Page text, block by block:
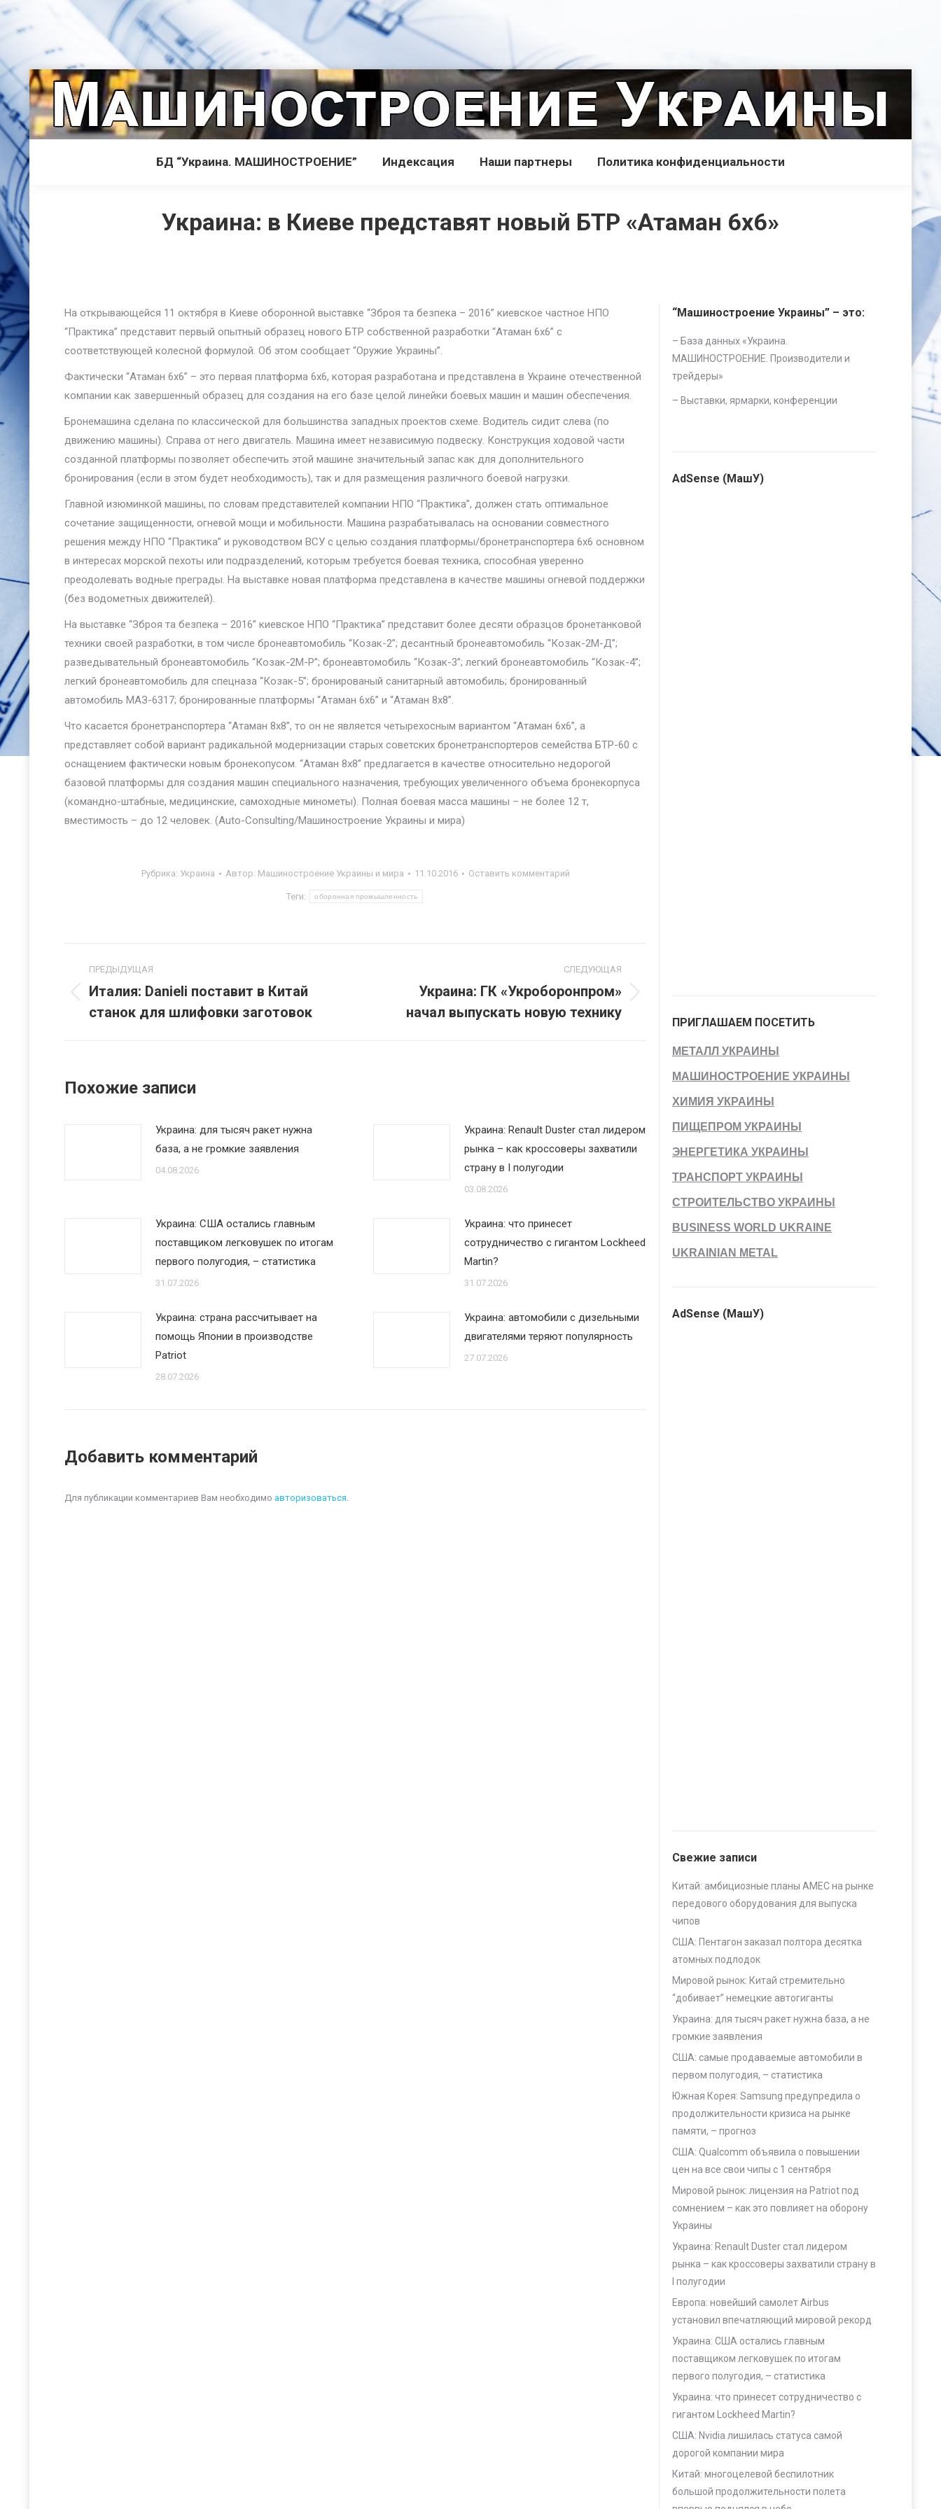
БД “Украина. МАШИНОСТРОЕНИЕ” Индекcация Наши партнеры Политика конфиденциальности
Украина: в Киеве представят новый БТР «Атаман 6х6»
На открывающейся 11 октября в Киеве оборонной выставке “Зброя та безпека – 2016” киевское частное НПО
“Практика” представит первый опытный образец нового БТР собственной разработки “Атаман 6х6” с
соответствующей колесной формулой. Об этом сообщает “Оружие Украины”.
Фактически “Атаман 6х6” – это первая платформа 6х6, которая разработана и представлена в Украине отечественной
компании как завершенный образец для создания на его базе целой линейки боевых машин и машин обеспечения.
Бронемашина сделана по классической для большинства западных проектов схеме. Водитель сидит слева (по
движению машины). Справа от него двигатель. Машина имеет независимую подвеску. Конструкция ходовой части
созданной платформы позволяет обеспечить этой машине значительный запас как для дополнительного
бронирования (если в этом будет необходимость), так и для размещения различного боевой нагрузки.
Главной изюминкой машины, по словам представителей компании НПО “Практика”, должен стать оптимальное
сочетание защищенности, огневой мощи и мобильности. Машина разрабатывалась на основании совместного
решения между НПО “Практика” и руководством ВСУ с целью создания платформы/бронетранспортера 6х6 основном
в интересах морской пехоты или подразделений, которым требуется боевая техника, способная уверенно
преодолевать водные преграды. На выставке новая платформа представлена в качестве машины огневой поддержки
(без водометных движителей).
На выставке “Зброя та безпека – 2016” киевское НПО “Практика” представит более десяти образцов бронетанковой
техники своей разработки, в том числе бронеавтомобиль “Козак-2”; десантный бронеавтомобиль “Козак-2M-Д”;
разведывательный бронеавтомобиль “Козак-2M-Р”; бронеавтомобиль “Козак-3”; легкий бронеавтомобиль “Козак-4”;
легкий бронеавтомобиль для спецназа “Козак-5”; бронированый санитарный автомобиль; бронированный
автомобиль МАЗ-6317; бронированные платформы “Атаман 6х6” и “Атаман 8х8”.
Что касается бронетранспортера “Атаман 8х8”, то он не является четырехосным вариантом “Атаман 6х6”, а
представляет собой вариант радикальной модернизации старых советских бронетранспортеров семейства БТР-60 с
оснащением фактически новым бронекопусом. “Атаман 8х8” предлагается в качестве относительно недорогой
базовой платформы для создания машин специального назначения, требующих увеличенного объема бронекорпуса
(командно-штабные, медицинские, самоходные минометы). Полная боевая масса машины – не более 12 т,
вместимость – до 12 человек. (Auto-Consulting/Машиностроение Украины и мира)
Рубрика: Украина Автор: Машиностроение Украины и мира 11.10.2016 Оставить комментарий
Теги: оборонная промышленность
по
записям
ПРЕДЫДУЩАЯ
Предыдущая
запись:
Италия: Danieli поставит в Китай
станок для шлифовки заготовок
СЛЕДУЮЩАЯ
Следующая
запись:
Украина: ГК «Укроборонпром»
начал выпускать новую технику
Похожие записи
Украина: для тысяч ракет нужна
база, а не громкие заявления
04.08.2026
Украина: Renault Duster стал лидером
рынка – как кроссоверы захватили
страну в I полугодии
03.08.2026
Украина: США остались главным
поставщиком легковушек по итогам
первого полугодия, – статистика
31.07.2026
Украина: что принесет
сотрудничество с гигантом Lockheed
Martin?
31.07.2026
Украина: страна рассчитывает на
помощь Японии в производстве
Patriot
28.07.2026
Украина: автомобили с дизельными
двигателями теряют популярность
27.07.2026
Добавить комментарий
Для публикации комментариев Вам необходимо авторизоваться.
“Машиностроение Украины” – это:
– База данных «Украина.
МАШИНОСТРОЕНИЕ. Производители и
трейдеры»
– Выставки, ярмарки, конференции
AdSense (МашУ)
ПРИГЛАШАЕМ ПОСЕТИТЬ
МЕТАЛЛ УКРАИНЫ
МАШИНОСТРОЕНИЕ УКРАИНЫ
ХИМИЯ УКРАИНЫ
ПИЩЕПРОМ УКРАИНЫ
ЭНЕРГЕТИКА УКРАИНЫ
ТРАНСПОРТ УКРАИНЫ
СТРОИТЕЛЬСТВО УКРАИНЫ
BUSINESS WORLD UKRAINE
UKRAINIAN METAL
AdSense (МашУ)
Свежие записи
Китай: амбициозные планы AMEC на рынке
передового оборудования для выпуска
чипов
США: Пентагон заказал полтора десятка
атомных подлодок
Мировой рынок: Китай стремительно
“добивает” немецкие автогиганты
Украина: для тысяч ракет нужна база, а не
громкие заявления
США: самые продаваемые автомобили в
первом полугодия, – статистика
Южная Корея: Samsung предупредила о
продолжительности кризиса на рынке
памяти, – прогноз
США: Qualcomm объявила о повышении
цен на все свои чипы с 1 сентября
Мировой рынок: лицензия на Patriot под
сомнением – как это повлияет на оборону
Украины
Украина: Renault Duster стал лидером
рынка – как кроссоверы захватили страну в
I полугодии
Европа: новейший самолет Airbus
установил впечатляющий мировой рекорд
Украина: США остались главным
поставщиком легковушек по итогам
первого полугодия, – статистика
Украина: что принесет сотрудничество с
гигантом Lockheed Martin?
США: Nvidia лишилась статуса самой
дорогой компании мира
Китай: многоцелевой беспилотник
большой продолжительности полета